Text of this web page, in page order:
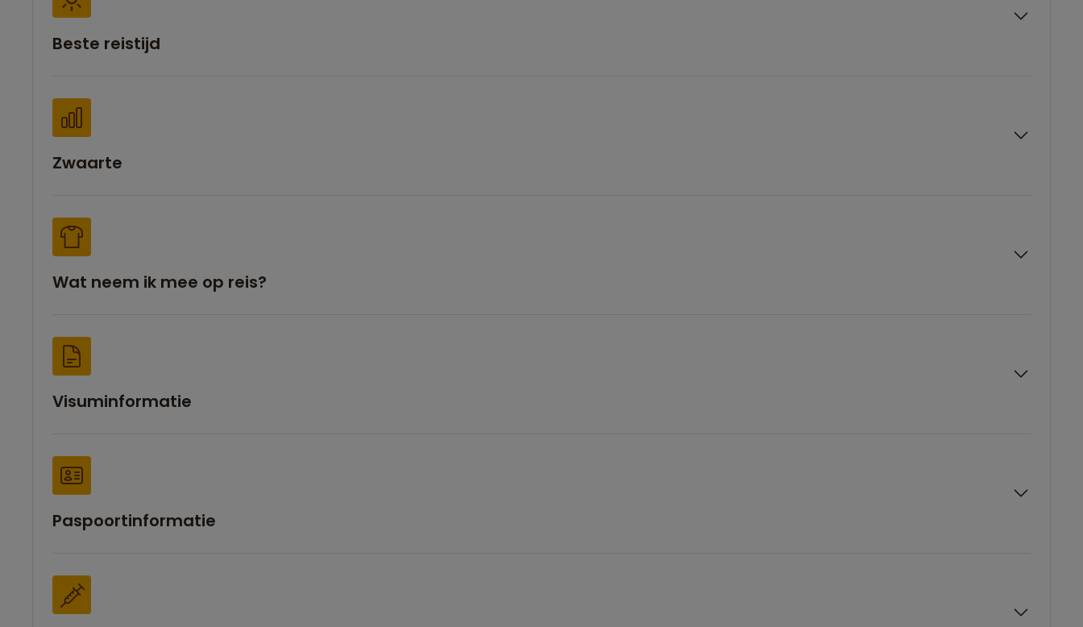
Beste reistijd
Zwaarte
Wat neem ik mee op reis?
Visuminformatie
Paspoortinformatie